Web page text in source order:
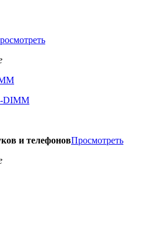
DIMM
и телефоновПросмотреть